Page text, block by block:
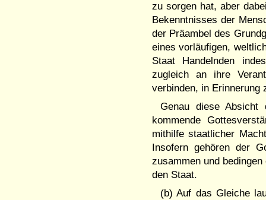
zu sorgen hat, aber
Bekenntnisses der
der Präambel des
eines vorläufigen,
Staat Handelnden
zugleich an ihre
verbinden, in Erinnerung
Genau diese Absicht
kommende
mithilfe staatlicher
Insofern gehören der
zusammen und
den Staat.
(b) Auf das Gleiche